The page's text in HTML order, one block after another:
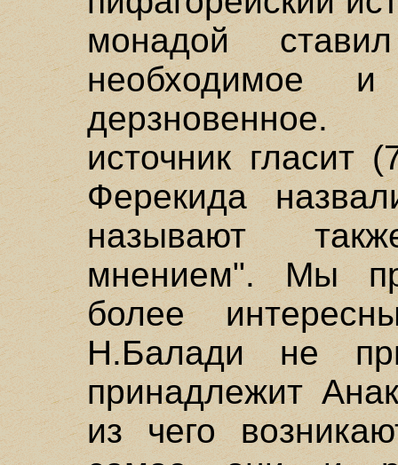
монадой
источник гласит
Ферекида
называют
мнением". Мы
более
Н.Балади не
принадлежит
из чего